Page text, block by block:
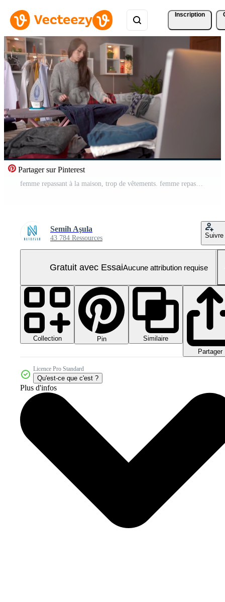
Inscription
Partager sur Pinterest
femme repassant à la maison, trop de vêtements. femme repassant à la maison. il y a trop de vêtements à repasser et la femme est satisfaite. Vidéo Pro
Semih Aşula
43 784 Ressources Suivre
Gratuit avec EssaiAucune attribution requise
Collection Pin
Similaire
Partager
Licence Pro Standard
Qu'est-ce que c'est ?
Plus d'infos